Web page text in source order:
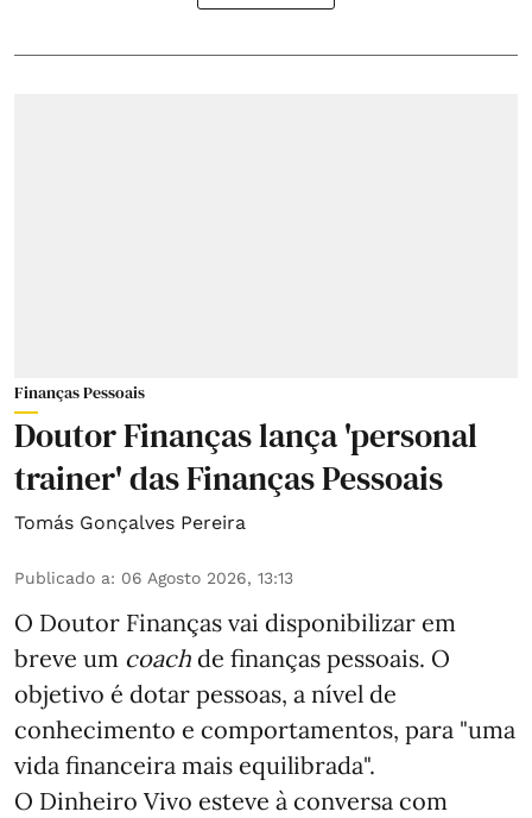
Finanças Pessoais
Doutor Finanças lança 'personal
trainer' das Finanças Pessoais
Tomás Gonçalves Pereira
Publicado a: 06 Agosto 2026, 13:13
O Doutor Finanças vai disponibilizar em
breve um coach de finanças pessoais. O
objetivo é dotar pessoas, a nível de
conhecimento e comportamentos, para "uma
vida financeira mais equilibrada".
O Dinheiro Vivo esteve à conversa com